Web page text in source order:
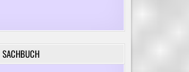
SACHBUCH